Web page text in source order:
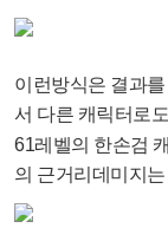
이런방식은 결과
서 다른 캐릭터로
61레벨의 한손검
의 근거리데미지